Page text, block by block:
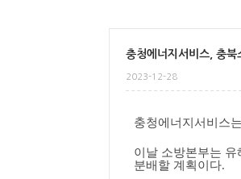
충청에너지서비스, 충북
2023-12-28
충청에너지서비스는
이날 소방본부는
분배할 계획이다.